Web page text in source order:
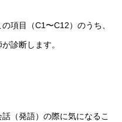
項目（C1〜C12）のうち、
診断します。
（発語）の際に気になるこ